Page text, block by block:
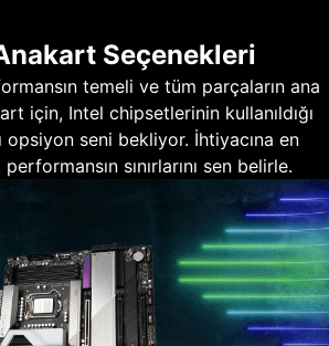
Seçenekleri
temeli ve tüm parçaların ana
için, Intel chipsetlerinin kullanıldığı
opsiyon seni bekliyor. İhtiyacına en
sınırlarını sen belirle.